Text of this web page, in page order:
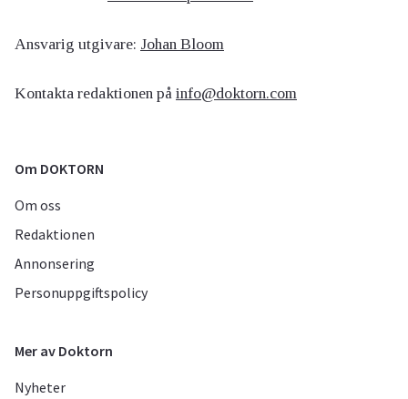
Ansvarig utgivare: Johan Bloom
Kontakta redaktionen på info@doktorn.com
Om DOKTORN
Om oss
Redaktionen
Annonsering
Personuppgiftspolicy
Mer av Doktorn
Nyheter